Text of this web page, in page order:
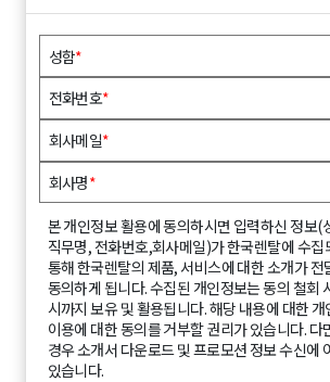
성함*
전화번호*
회사메일*
회사명*
본 개인정보 활용에 동의하시면 입력하신 정보(
직무명, 전화번호,회사메일)가 한국렌탈에 수집
통해 한국렌탈의 제품, 서비스에 대한 소개가 전
동의하게 됩니다. 수집된 개인정보는 동의 철회
시까지 보유 및 활용됩니다. 해당 내용에 대한
이용에 대한 동의를 거부할 권리가 있습니다. 다
경우 소개서 다운로드 및 프로모션 정보 수신에
있습니다.